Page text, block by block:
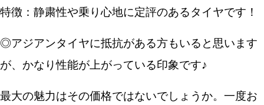
特徴：静粛性や乗り心地に定評のあるタイヤです！
◎アジアンタイヤに抵抗がある方もいると思います
が、かなり性能が上がっている印象です♪
最大の魅力はその価格ではないでしょうか。一度お